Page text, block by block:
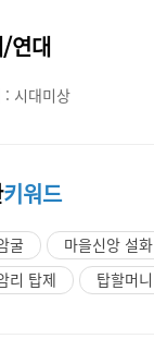
연대
: 시대미상
키워드
굴
마을신앙 설화
리 탑제
탑할머니